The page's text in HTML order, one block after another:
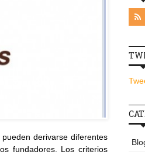
derivarse diferentes
fundadores. Los criterios